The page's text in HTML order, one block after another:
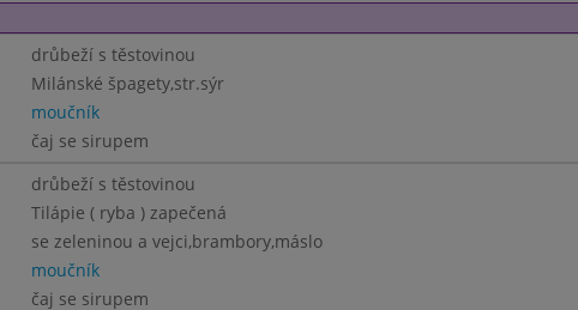
drůbeží s těstovinou
Milánské špagety,str.sýr
moučník
čaj se sirupem
drůbeží s těstovinou
Tilápie ( ryba ) zapečená
se zeleninou a vejci,brambory,máslo
moučník
čaj se sirupem